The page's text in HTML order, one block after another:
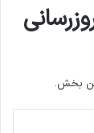
بخش.